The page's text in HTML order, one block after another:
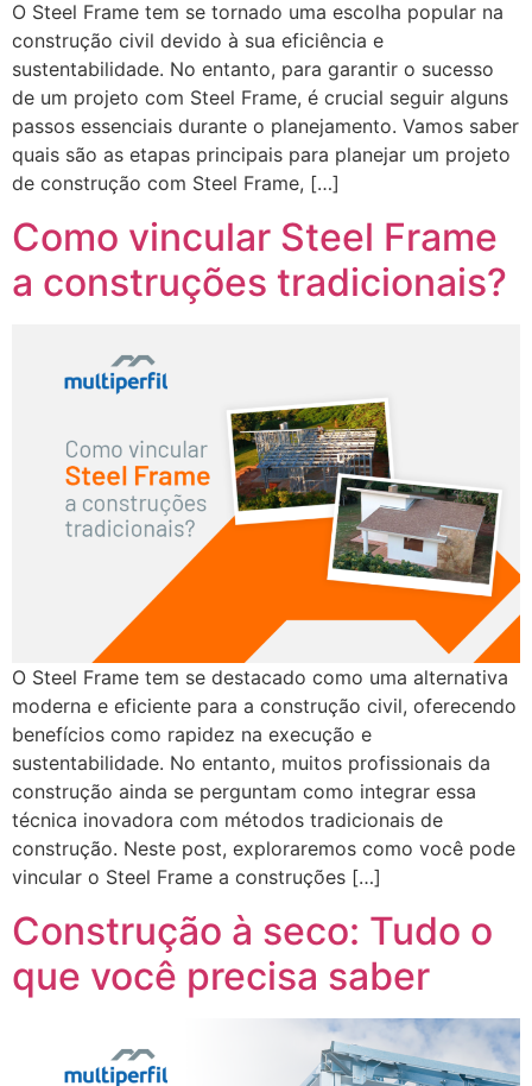
O Steel Frame tem se tornado uma escolha popular na
construção civil devido à sua eficiência e
sustentabilidade. No entanto, para garantir o sucesso
de um projeto com Steel Frame, é crucial seguir alguns
passos essenciais durante o planejamento. Vamos saber
quais são as etapas principais para planejar um projeto
de construção com Steel Frame, […]
Como vincular Steel Frame
a construções tradicionais?
O Steel Frame tem se destacado como uma alternativa
moderna e eficiente para a construção civil, oferecendo
benefícios como rapidez na execução e
sustentabilidade. No entanto, muitos profissionais da
construção ainda se perguntam como integrar essa
técnica inovadora com métodos tradicionais de
construção. Neste post, exploraremos como você pode
vincular o Steel Frame a construções […]
Construção à seco: Tudo o
que você precisa saber